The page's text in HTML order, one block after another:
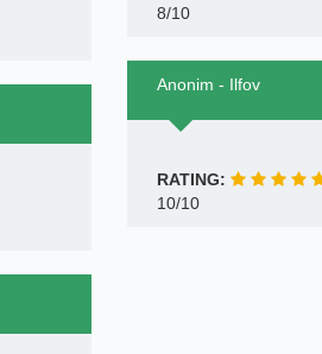
8/10
Anonim - Ilfov
RATING:
10/10